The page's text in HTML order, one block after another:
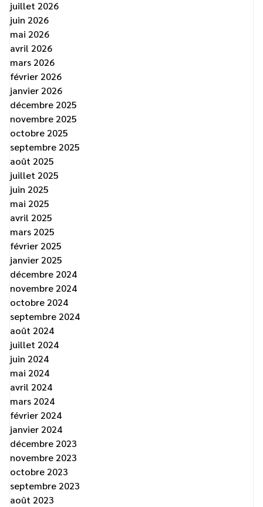
juillet 2026
juin 2026
mai 2026
avril 2026
mars 2026
février 2026
janvier 2026
décembre 2025
novembre 2025
octobre 2025
septembre 2025
août 2025
juillet 2025
juin 2025
mai 2025
avril 2025
mars 2025
février 2025
janvier 2025
décembre 2024
novembre 2024
octobre 2024
septembre 2024
août 2024
juillet 2024
juin 2024
mai 2024
avril 2024
mars 2024
février 2024
janvier 2024
décembre 2023
novembre 2023
octobre 2023
septembre 2023
août 2023